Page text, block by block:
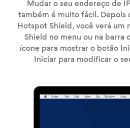
Mudar o seu endereço de
também é muito fácil. Depois
Hotspot Shield, você verá um
Shield no menu ou na barra
ícone para mostrar o botão
Iniciar para modificar o